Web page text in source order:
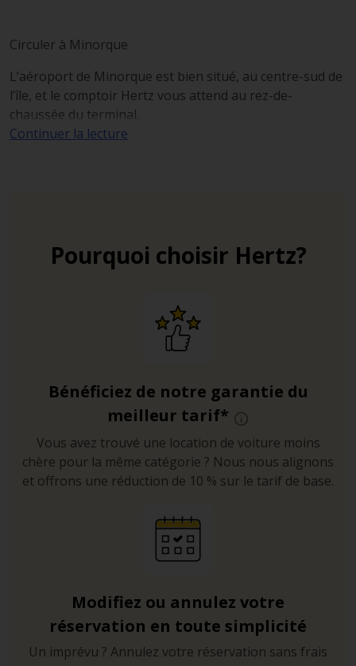
Circuler à Minorque
L’aéroport de Minorque est bien situé, au centre-sud de
l’île, et le comptoir Hertz vous attend au rez-de-
chaussée du terminal.
à votre rythme les superbes paysages du littoral
Restez toutefois vigilant sur les petites routes
sinueuses qui mènent aux calanques et aux plages.
Il n’existe qu’une seule route principale entre Ciutadella
bouchonner un peu mais en règle générale et sauf
accident ou travaux, elle est relativement fluide, et il est
Stationnement
historique est plein, vous pourrez facilement laisser
votre véhicule de location dans le parking de la rue
stationnement payant en voirie et dans les parkings. Si
vous restez quelques semaines, envisagez d’acheter un
d’immatriculation de votre voiture de location.
Continuer la lecture
Pourquoi choisir Hertz?
Bénéficiez de notre garantie du
meilleur tarif*
Vous avez trouvé une location de voiture moins
chère pour la même catégorie ? Nous nous alignons
et offrons une réduction de 10 % sur le tarif de base.
Modifiez ou annulez votre
réservation en toute simplicité
Un imprévu ? Annulez votre réservation sans frais